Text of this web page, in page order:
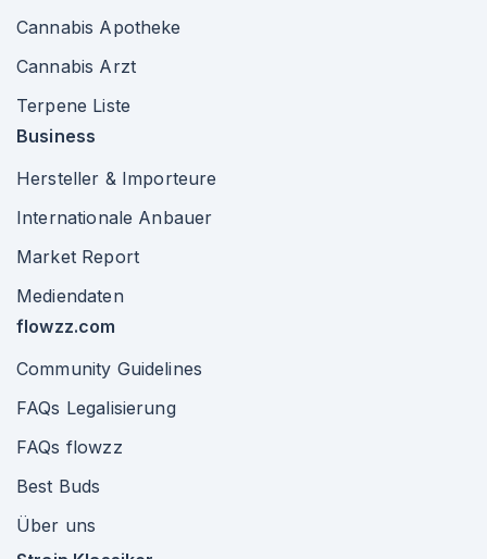
Cannabis Apotheke
Cannabis Arzt
Terpene Liste
Business
Hersteller & Importeure
Internationale Anbauer
Market Report
Mediendaten
flowzz.com
Community Guidelines
FAQs Legalisierung
FAQs flowzz
Best Buds
Über uns